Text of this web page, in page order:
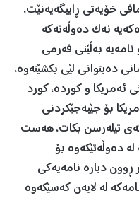
خۆیەتی ڕايبگەيەنێت،
نەک دەوڵەتەکە
بەڵێنی فەرمی
دەيتوانی لێی بکشێتەوە،
ئەمريکا و کوردە، کورد
بۆ جێبەجێکردنی
تیلەرسن بکات، هەست
دەوڵەتێکەوە بۆ
ديارە نامەیەکی
لە لایەن کەسێکەوە